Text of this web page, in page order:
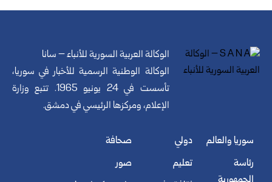
الوكالة العربية السورية للأنباء – سانا
الوكالة الوطنية الرسمية للأخبار في سوريا،
تأسست في 24 يونيو 1965. تتبع وزارة
الإعلام، ومركزها الرئيسي في دمشق.
سوريا والعالم
رئاسة
دولي
تعليم
صحافة
صور